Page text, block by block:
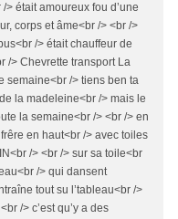
> était amoureux fou d’une
corps et âme<br /> <br />
/> était chauffeur de
/> Chevrette transport La
semaine<br /> tiens ben ta
la madeleine<br /> mais le
la semaine<br /> <br /> en
en haut<br /> avec toiles
/> <br /> sur sa toile<br
/> qui dansent
tout su l’tableau<br />
/> c’est qu’y a des